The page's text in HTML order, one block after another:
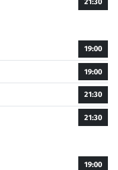
19:00
19:00
21:30
21:30
19:00